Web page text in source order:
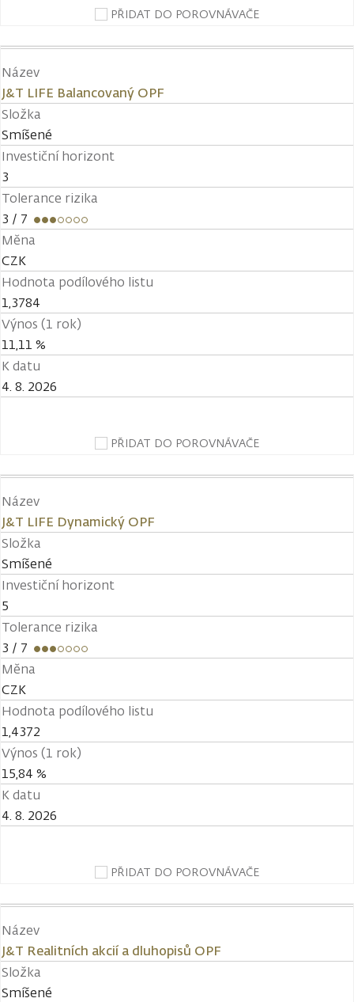
PŘIDAT DO POROVNÁVAČE
Název
J&T LIFE Balancovaný OPF
Složka
Smíšené
Investiční horizont
3
Tolerance rizika
3 / 7
Měna
CZK
Hodnota podílového listu
1,3784
Výnos (1 rok)
11,11 %
K datu
4. 8. 2026
PŘIDAT DO POROVNÁVAČE
Název
J&T LIFE Dynamický OPF
Složka
Smíšené
Investiční horizont
5
Tolerance rizika
3 / 7
Měna
CZK
Hodnota podílového listu
1,4372
Výnos (1 rok)
15,84 %
K datu
4. 8. 2026
PŘIDAT DO POROVNÁVAČE
Název
J&T Realitních akcií a dluhopisů OPF
Složka
Smíšené